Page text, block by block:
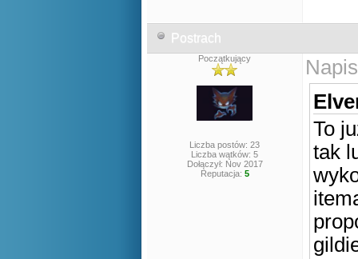
Postrach
Początkujący
Liczba postów: 23
Liczba wątków: 5
Dołączył: Nov 2017
Reputacja: 5
To
tak